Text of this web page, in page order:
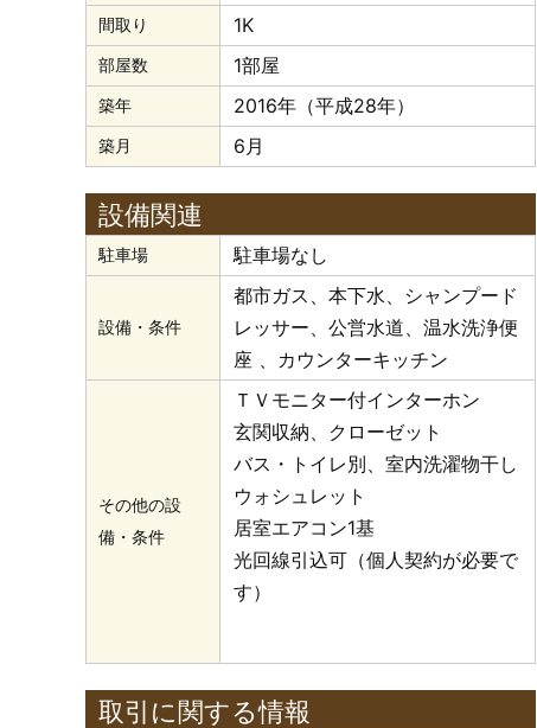
間取り 1K
部屋数 1部屋
築年 2016年（平成28年）
築月 6月
設備関連
駐車場 駐車場なし
設備・条件
都市ガス 本下水
シャンプード
レッサー
公営水道
温水洗浄便
座
カウンターキッチン
その他の設
備・条件
ＴＶモニター付インターホン
玄関収納、クローゼット
バス・トイレ別、室内洗濯物干し
ウォシュレット
居室エアコン1基
光回線引込可（個人契約が必要で
す）
取引に関する情報